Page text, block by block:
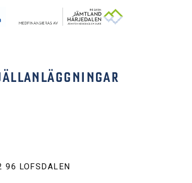
LOFSDALEN